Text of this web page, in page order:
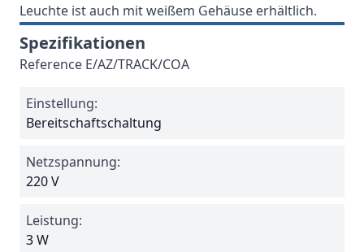
Leuchte ist auch mit weißem Gehäuse erhältlich.
Spezifikationen
Reference E/AZ/TRACK/COA
Einstellung:
Bereitschaftschaltung
Netzspannung:
220 V
Leistung:
3 W